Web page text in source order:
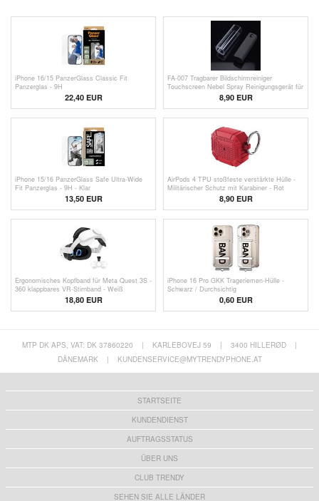
iPhone 16/15 PanzerGlass Classic Fit
Panzerglas - 9H
22,40 EUR
FA-007 Tragbarer Bildschirmreiniger
Touchscreen Nebel Spray Reinigungsgerät für
Handy, Tablet, Laptop (ohne Flüssigkeit) -
8,90 EUR
iPhone 15/16 PanzerGlass Safe Ultra-Wide
Fit Panzerglas - 9H - Klar
13,50 EUR
AirPods 4 TPU stoßfeste verstärkte Hülle -
Militärischer Schutz mit Karabiner - Rot
8,90 EUR
Ergonomisches Kopfband für Meta Quest 3S -
360 klappbares VR-Stirnband - Weiß
18,80EUR
iPhone 16 Pro GKK Trageriemen-Hülle -
Schwarz / Durchsichtig
0,60EUR
MTP DK APS, VAT: DK 37860220 | KARLEBOVEJ 59 | 3400 HILLERØD
|
DÄNEMARK
| KUNDENSERVICE@MYTRENDYPHONE.AT
STARTSEITE
KUNDENDIENST
AUFTRAGSSTATUS
ÜBER UNS
CLUB TRENDY
SEHEN SIE ALLE LÄNDER